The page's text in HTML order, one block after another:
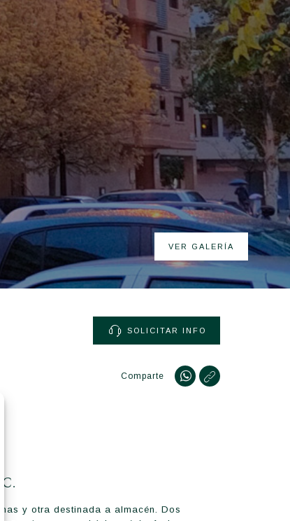
VER GALERÍA
SOLICITAR INFO
Comparte
y otra destinada a almacén. Dos